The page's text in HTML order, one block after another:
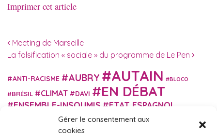
Gérer le consentement aux
cookies
Imprimer cet article
Navigation des articles
Meeting de Marseille
La falsification « sociale » du programme de Le Pen
ANTI-RACISME AUBRY AUTAIN BLOCO
BRÉSIL CLIMAT DAVI EN DÉBAT
ENSEMBLE-INSOUMIS ETAT ESPAGNOL
EUROPE EXTRÊME DROITE FASCISME